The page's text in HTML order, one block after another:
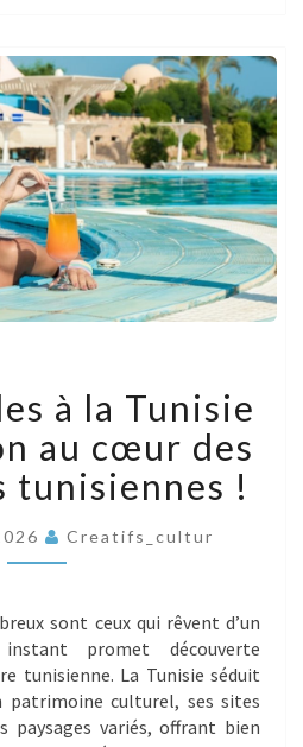
BRUXELLES
À
LA
TUNISIE
:
AU
CŒUR
MERVEILLES
TUNISIENNES
!
à la Tunisie
au cœur des
tunisiennes !
Creatifs_cultur
sont ceux qui rêvent d’un
promet découverte
tunisienne. La Tunisie séduit
patrimoine culturel, ses sites
paysages variés, offrant bien